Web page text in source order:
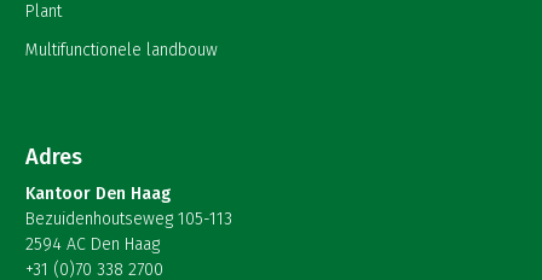
Plant
Multifunctionele landbouw
Adres
Kantoor Den Haag
Bezuidenhoutseweg 105-113
2594 AC Den Haag
+31 (0)70 338 2700